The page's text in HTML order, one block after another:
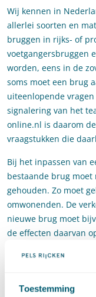
Toestemming
Wij kennen in
allerlei soorten en
bruggen in rijks- of
voetgangersbruggen
worden, eens in de
soms moet een brug
uiteenlopende
signalering van het
online.nl is daarom
vraagstukken die
Bij het inpassen van
bestaande brug
gehouden. Zo moet
omwonenden. De
nieuwe brug moet
de effecten daarvan
niet over het hoofd